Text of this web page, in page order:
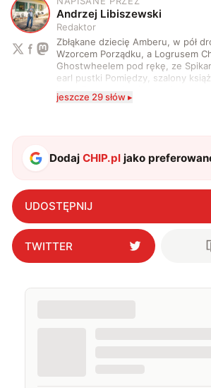
A Andrzej Libiszewski
Redaktor
Zbłąkane dziecię Amberu, w pół
Wzorcem Porządku, a Logrusem
Ghostwheelem pod rękę, ze
earl pustki Pomiędzy, szalony
serio? Pisaniem o szeroko pojętej
i gram w gry :)
jeszcze 29 słów ▸
DodajCHIP.pl jako
UDOSTĘPNIJ
TWITTER